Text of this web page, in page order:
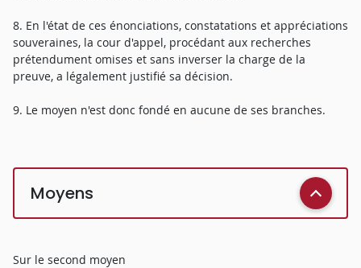
8. En l'état de ces énonciations, constatations et appréciations
souveraines, la cour d'appel, procédant aux recherches
prétendument omises et sans inverser la charge de la
preuve, a légalement justifié sa décision.
9. Le moyen n'est donc fondé en aucune de ses branches.
Moyens
Sur le second moyen